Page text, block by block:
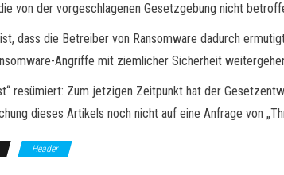
von der vorgeschlagenen Gesetzgebung nicht
dass die Betreiber von Ransomware dadurch
Angriffe mit ziemlicher Sicherheit
resümiert: Zum jetzigen Zeitpunkt hat der
dieses Artikels noch nicht auf eine Anfrage von
Header